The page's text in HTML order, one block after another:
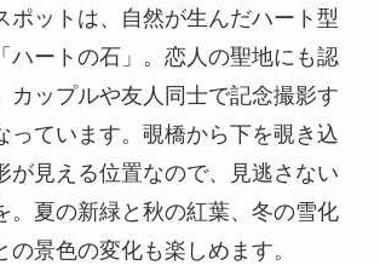
ポットは、自然が生んだハート型
ハートの石」。恋人の聖地にも認
カップルや友人同士で記念撮影す
っています。覗橋から下を覗き込
が見える位置なので、見逃さない
。夏の新緑と秋の紅葉、冬の雪化
の景色の変化も楽しめます。